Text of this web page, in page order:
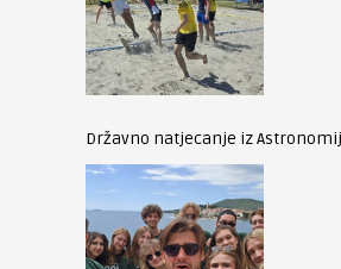
Državno natjecanje iz